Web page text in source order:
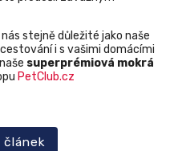
stejně důležité jako naše
i s vašimi domácími
superprémiová mokrá
PetClub.cz
článek